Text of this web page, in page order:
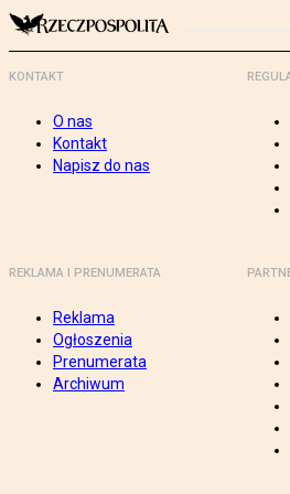
KONTAKT
O nas
Kontakt
Napisz do nas
REKLAMA I PRENUMERATA
Reklama
Ogłoszenia
Prenumerata
Archiwum